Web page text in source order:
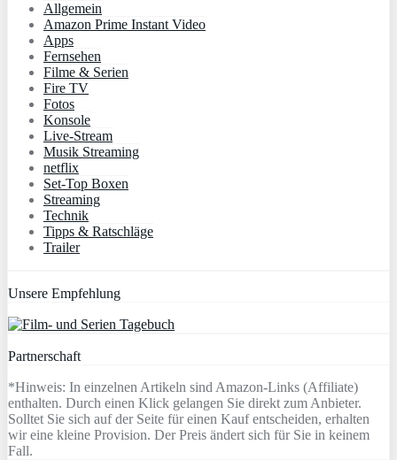
Allgemein
Amazon Prime Instant Video
Apps
Fernsehen
Filme & Serien
Fire TV
Fotos
Konsole
Live-Stream
Musik Streaming
netflix
Set-Top Boxen
Streaming
Technik
Tipps & Ratschläge
Trailer
Unsere Empfehlung
Partnerschaft
*Hinweis: In einzelnen Artikeln sind Amazon-Links (Affiliate)
enthalten. Durch einen Klick gelangen Sie direkt zum Anbieter.
Solltet Sie sich auf der Seite für einen Kauf entscheiden, erhalten
wir eine kleine Provision. Der Preis ändert sich für Sie in keinem
Fall.